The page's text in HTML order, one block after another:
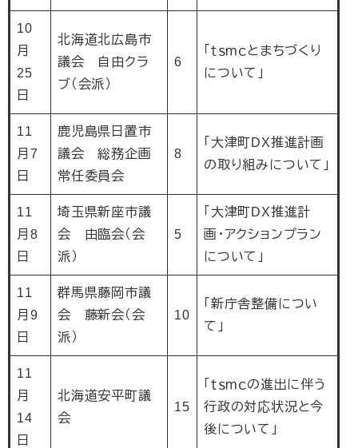
10
月
25
日
北海道北広島市
議会 自由クラ
ブ（会派）
6
「ｔｓｍｃとまちづくり
について」
11
月7
日
鹿児島県日置市
議会 総務企画
常任委員会
8
「大津町DX推進計画
の取り組みについて」
11
月8
日
埼玉県新座市議
会 由臨会（会
派）
5
「大津町DX推進計
画・アクションプラン
について」
11
月9
日
群馬県藤岡市議
会 藤新会（会
派）
10
「新庁舎整備につい
て」
11
月
14
日
北海道安平町議
会
15
「ｔｓｍｃの進出に伴う
行政の対応状況と今
後について」